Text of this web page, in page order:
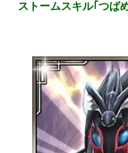
ストームスキル｢つば